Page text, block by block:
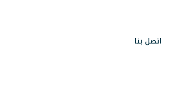
اتصل بنا